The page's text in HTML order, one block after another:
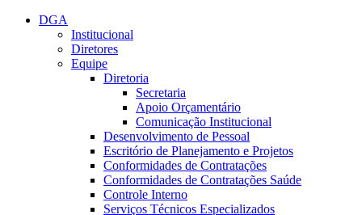
Conteúdo principal
DGA
Institucional
Diretores
Equipe
Diretoria
Secretaria
Apoio Orçamentário
Comunicação Institucional
Desenvolvimento de Pessoal
Escritório de Planejamento e Projetos
Conformidades de Contratações
Conformidades de Contratações Saúde
Controle Interno
Serviços Técnicos Especializados